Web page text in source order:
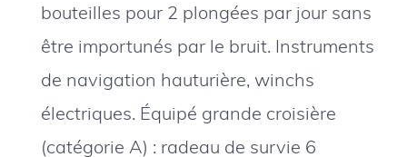
bouteilles pour 2 plongées par jour sans
être importunés par le bruit. Instruments
de navigation hauturière, winchs
électriques. Équipé grande croisière
(catégorie A) : radeau de survie 6